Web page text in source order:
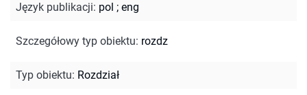
Język publikacji: pol ; eng
Szczegółowy typ obiektu: rozdz
Typ obiektu: Rozdział